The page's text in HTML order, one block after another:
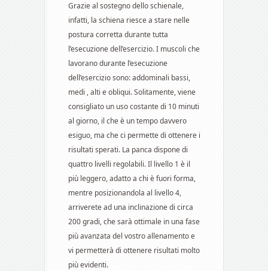
Grazie al sostegno dello schienale,
infatti, la schiena riesce a stare nelle
postura corretta durante tutta
l’esecuzione dell’esercizio. I muscoli che
lavorano durante l’esecuzione
dell’esercizio sono: addominali bassi,
medi , alti e obliqui. Solitamente, viene
consigliato un uso costante di 10 minuti
al giorno, il che è un tempo davvero
esiguo, ma che ci permette di ottenere i
risultati sperati. La panca dispone di
quattro livelli regolabili. Il livello 1 è il
più leggero, adatto a chi è fuori forma,
mentre posizionandola al livello 4,
arriverete ad una inclinazione di circa
200 gradi, che sarà ottimale in una fase
più avanzata del vostro allenamento e
vi permetterà di ottenere risultati molto
più evidenti.